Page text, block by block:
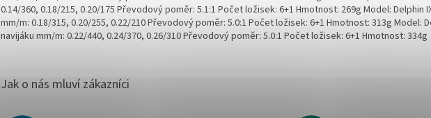
0.14/360, 0.18/215, 0.20/175 Převodový poměr: 5.1:1 Počet ložisek: 6+1 Hmotnost: 269g Model: Delphin
mm/m: 0.18/315, 0.20/255, 0.22/210 Převodový poměr: 5.0:1 Počet ložisek: 6+1 Hmotnost: 313g Model:
navijáku mm/m: 0.22/440, 0.24/370, 0.26/310 Převodový poměr: 5.0:1 Počet ložisek: 6+1 Hmotnost: 334g